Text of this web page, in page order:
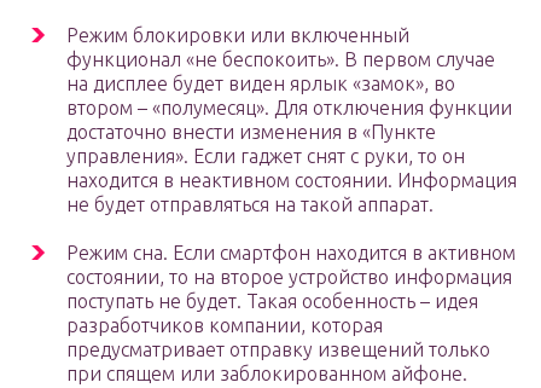
Режим блокировки или включенный
функционал «не беспокоить». В первом случае
на дисплее будет виден ярлык «замок», во
втором – «полумесяц». Для отключения функции
достаточно внести изменения в «Пункте
управления». Если гаджет снят с руки, то он
находится в неактивном состоянии. Информация
не будет отправляться на такой аппарат.
Режим сна. Если смартфон находится в активном
состоянии, то на второе устройство информация
поступать не будет. Такая особенность – идея
разработчиков компании, которая
предусматривает отправку извещений только
при спящем или заблокированном айфоне.